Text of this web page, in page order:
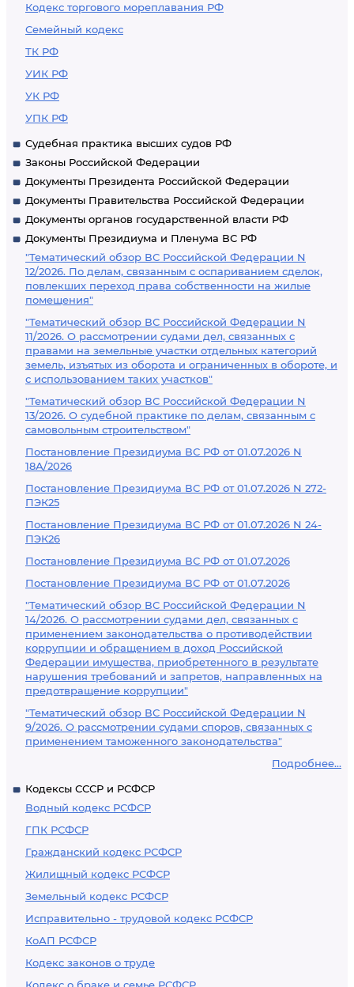
Кодекс торгового мореплавания РФ
Семейный кодекс
ТК РФ
УИК РФ
УК РФ
УПК РФ
Судебная практика высших судов РФ
Законы Российской Федерации
Документы Президента Российской Федерации
Документы Правительства Российской Федерации
Документы органов государственной власти РФ
Документы Президиума и Пленума ВС РФ
"Тематический обзор ВС Российской Федерации N
12/2026. По делам, связанным с оспариванием сделок,
повлекших переход права собственности на жилые
помещения"
"Тематический обзор ВС Российской Федерации N
11/2026. О рассмотрении судами дел, связанных с
правами на земельные участки отдельных категорий
земель, изъятых из оборота и ограниченных в обороте, и
с использованием таких участков"
"Тематический обзор ВС Российской Федерации N
13/2026. О судебной практике по делам, связанным с
самовольным строительством"
Постановление Президиума ВС РФ от 01.07.2026 N
18А/2026
Постановление Президиума ВС РФ от 01.07.2026 N 272-
ПЭК25
Постановление Президиума ВС РФ от 01.07.2026 N 24-
ПЭК26
Постановление Президиума ВС РФ от 01.07.2026
Постановление Президиума ВС РФ от 01.07.2026
"Тематический обзор ВС Российской Федерации N
14/2026. О рассмотрении судами дел, связанных с
применением законодательства о противодействии
коррупции и обращением в доход Российской
Федерации имущества, приобретенного в результате
нарушения требований и запретов, направленных на
предотвращение коррупции"
"Тематический обзор ВС Российской Федерации N
9/2026. О рассмотрении судами споров, связанных с
применением таможенного законодательства"
Подробнее...
Кодексы СССР и РСФСР
Водный кодекс РСФСР
ГПК РСФСР
Гражданский кодекс РСФСР
Жилищный кодекс РСФСР
Земельный кодекс РСФСР
Исправительно - трудовой кодекс РСФСР
КоАП РСФСР
Кодекс законов о труде